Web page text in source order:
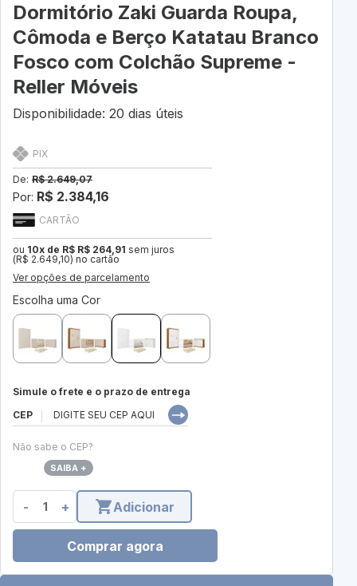
Dormitório Zaki Guarda Roupa,
Cômoda e Berço Katatau Branco
Fosco com Colchão Supreme -
Reller Móveis
Disponibilidade: 20 dias úteis
CARTÃO
ou 10x de R$ R$ 264,91 sem juros
(R$ 2.649,10) no cartão
Ver opções de parcelamento
PIX
De: R$ 2.649,07
Por: R$ 2.384,16
Escolha uma Cor
Simule o frete e o prazo de entrega
CEP
Não sabe o CEP?
SAIBA +
- + Adicionar
Comprar agora